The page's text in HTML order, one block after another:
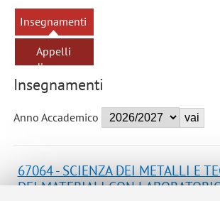
Insegnamenti
Appelli
d'esame
Insegnamenti
Anno Accademico
67064 - SCIENZA DEI METALLI E
DEI MATERIALI CON